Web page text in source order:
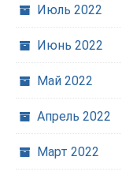
Июль 2022
Июнь 2022
Май 2022
Апрель 2022
Март 2022